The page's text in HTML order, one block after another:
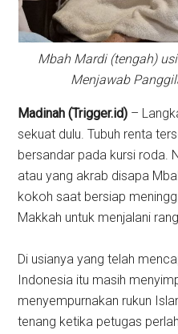
Mbah Mardi (tengah)
Menjawab
Madinah (Trigger.id) –
sekuat dulu. Tubuh renta
bersandar pada kursi roda.
atau yang akrab disapa
kokoh saat bersiap
Makkah untuk menjalani
Di usianya yang telah
Indonesia itu masih
menyempurnakan rukun
tenang ketika petugas